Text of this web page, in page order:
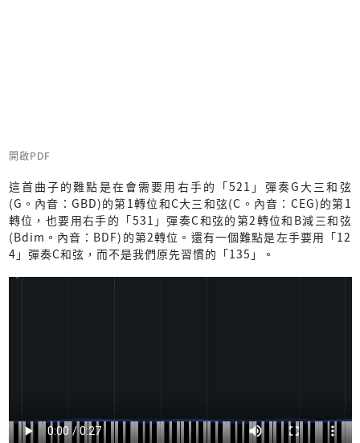
開啟PDF
這首曲子的難點是在會需要用右手的「521」彈奏G大三和弦
(G。內音：GBD)的第1轉位和C大三和弦(C。內音：CEG)的第1
轉位，也要用右手的「531」彈奏C和弦的第2轉位和B減三和弦
(Bdim。內音：BDF)的第2轉位。還有一個難點是左手要用「12
4」彈奏C和弦，而不是我們原先習慣的「135」。